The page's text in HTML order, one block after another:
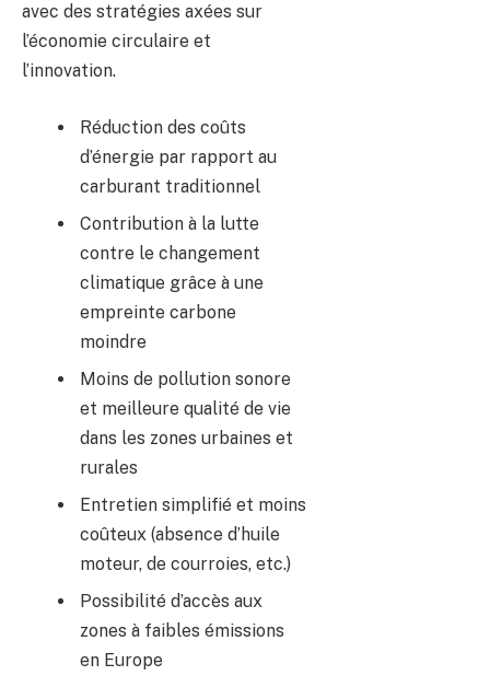
avec des stratégies axées sur
l’économie circulaire et
l’innovation.
Réduction des coûts
d’énergie par rapport au
carburant traditionnel
Contribution à la lutte
contre le changement
climatique grâce à une
empreinte carbone
moindre
Moins de pollution sonore
et meilleure qualité de vie
dans les zones urbaines et
rurales
Entretien simplifié et moins
coûteux (absence d’huile
moteur, de courroies, etc.)
Possibilité d’accès aux
zones à faibles émissions
en Europe